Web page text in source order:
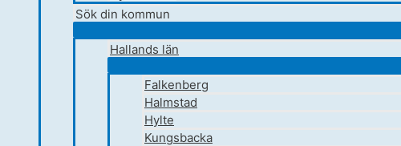
Sök din kommun
Hallands län
Falkenberg
Halmstad
Hylte
Kungsbacka